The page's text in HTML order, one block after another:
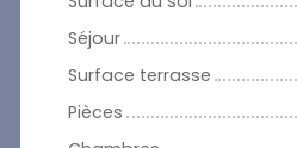
Séjour
Surface terrasse
Pièces